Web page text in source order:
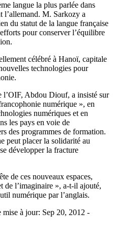
langue la plus parlée dans
l’allemand. M. Sarkozy a
du statut de la langue française
pour conserver l’équilibre
célébré à Hanoï, capitale
technologies pour
l’OIF, Abdou Diouf, a insisté sur
numérique », en
numériques et en
les pays en voie de
des programmes de formation.
peut placer la solidarité au
développer la fracture
de ces nouveaux espaces,
de l’imaginaire », a-t-il ajouté,
numérique par l’anglais.
mise à jour: Sep 20, 2012 -